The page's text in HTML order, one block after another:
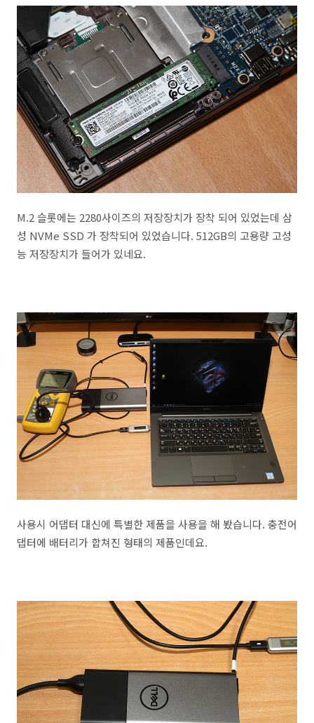
M.2 슬롯에는 2280사이즈의 저장장치가 장착 되어 있었는데 삼
성 NVMe SSD 가 장착되어 있었습니다. 512GB의 고용량 고성
능 저장장치가 들어가 있네요.
사용시 어댑터 대신에 특별한 제품을 사용을 해 봤습니다. 충전어
댑터에 배터리가 합쳐진 형태의 제품인데요.